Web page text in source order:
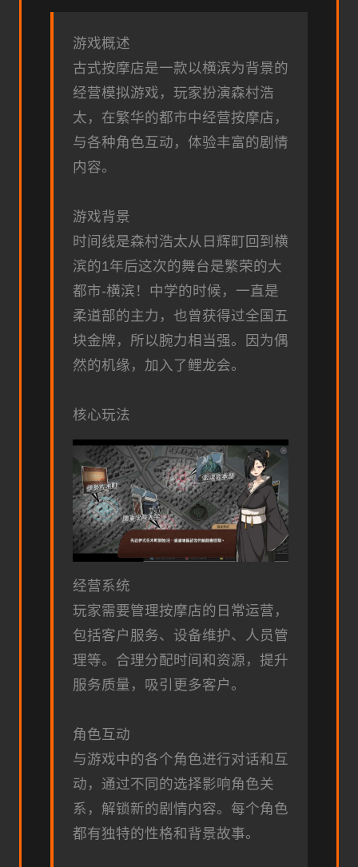
游戏概述
古式按摩店是一款以横滨为背景的
经营模拟游戏，玩家扮演森村浩
太，在繁华的都市中经营按摩店，
与各种角色互动，体验丰富的剧情
内容。
游戏背景
时间线是森村浩太从日辉町回到横
滨的1年后这次的舞台是繁荣的大
都市-横滨！中学的时候，一直是
柔道部的主力，也曾获得过全国五
块金牌，所以腕力相当强。因为偶
然的机缘，加入了鲤龙会。
核心玩法
经营系统
玩家需要管理按摩店的日常运营，
包括客户服务、设备维护、人员管
理等。合理分配时间和资源，提升
服务质量，吸引更多客户。
角色互动
与游戏中的各个角色进行对话和互
动，通过不同的选择影响角色关
系，解锁新的剧情内容。每个角色
都有独特的性格和背景故事。